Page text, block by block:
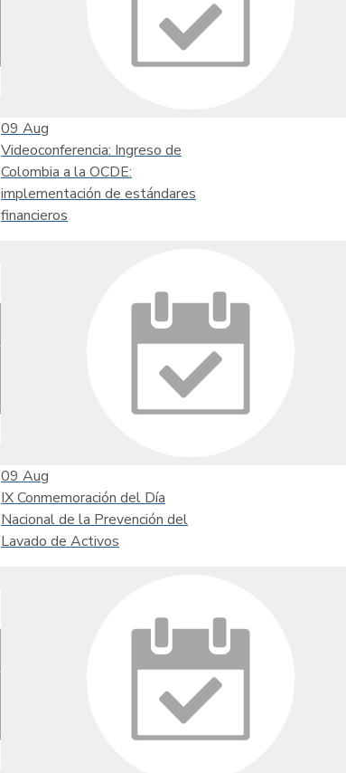
09 Aug
Videoconferencia: Ingreso de
Colombia a la OCDE:
implementación de estándares
financieros
09 Aug
IX Conmemoración del Día
Nacional de la Prevención del
Lavado de Activos